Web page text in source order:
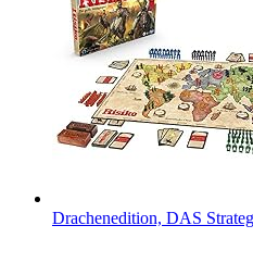
Drachenedition, DAS